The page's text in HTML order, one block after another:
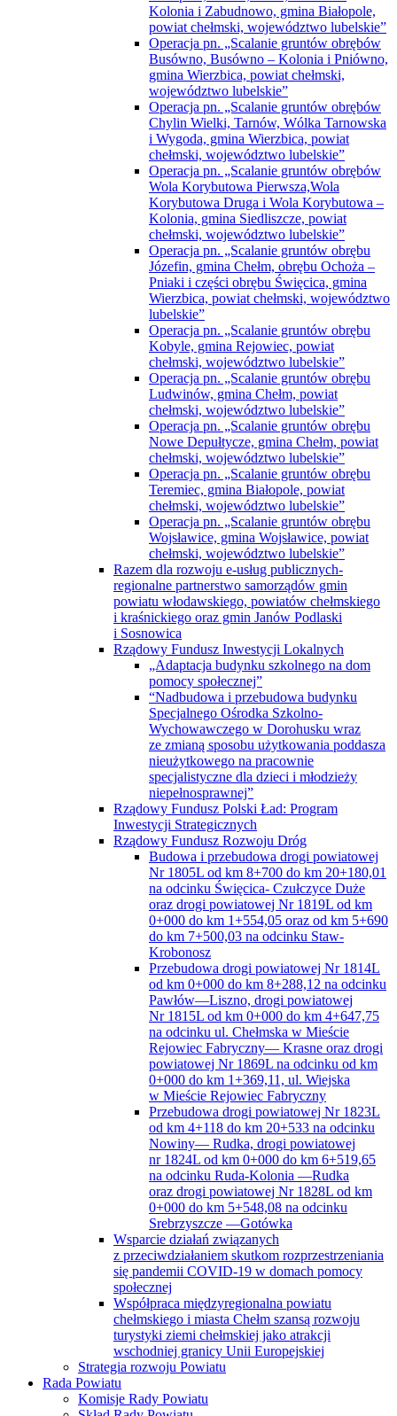
Kolonia i Zabudnowo, gmina Białopole,
powiat chełmski, województwo lubelskie”
Operacja pn. „Scalanie gruntów obrębów
Busówno, Busówno – Kolonia i Pniówno,
gmina Wierzbica, powiat chełmski,
województwo lubelskie”
Operacja pn. „Scalanie gruntów obrębów
Chylin Wielki, Tarnów, Wólka Tarnowska
i Wygoda, gmina Wierzbica, powiat
chełmski, województwo lubelskie”
Operacja pn. „Scalanie gruntów obrębów
Wola Korybutowa Pierwsza,Wola
Korybutowa Druga i Wola Korybutowa –
Kolonia, gmina Siedliszcze, powiat
chełmski, województwo lubelskie”
Operacja pn. „Scalanie gruntów obrębu
Józefin, gmina Chełm, obrębu Ochoża –
Pniaki i części obrębu Święcica, gmina
Wierzbica, powiat chełmski, województwo
lubelskie”
Operacja pn. „Scalanie gruntów obrębu
Kobyle, gmina Rejowiec, powiat
chełmski, województwo lubelskie”
Operacja pn. „Scalanie gruntów obrębu
Ludwinów, gmina Chełm, powiat
chełmski, województwo lubelskie”
Operacja pn. „Scalanie gruntów obrębu
Nowe Depułtycze, gmina Chełm, powiat
chełmski, województwo lubelskie”
Operacja pn. „Scalanie gruntów obrębu
Teremiec, gmina Białopole, powiat
chełmski, województwo lubelskie”
Operacja pn. „Scalanie gruntów obrębu
Wojsławice, gmina Wojsławice, powiat
chełmski, województwo lubelskie”
Razem dla rozwoju e-usług publicznych-
regionalne partnerstwo samorządów gmin
powiatu włodawskiego, powiatów chełmskiego
i kraśnickiego oraz gmin Janów Podlaski
i Sosnowica
Rządowy Fundusz Inwestycji Lokalnych
„Adaptacja budynku szkolnego na dom
pomocy społecznej”
“Nadbudowa i przebudowa budynku
Specjalnego Ośrodka Szkolno-
Wychowawczego w Dorohusku wraz
ze zmianą sposobu użytkowania poddasza
nieużytkowego na pracownie
specjalistyczne dla dzieci i młodzieży
niepełnosprawnej”
Rządowy Fundusz Polski Ład: Program
Inwestycji Strategicznych
Rządowy Fundusz Rozwoju Dróg
Budowa i przebudowa drogi powiatowej
Nr 1805L od km 8+700 do km 20+180,01
na odcinku Święcica- Czułczyce Duże
oraz drogi powiatowej Nr 1819L od km
0+000 do km 1+554,05 oraz od km 5+690
do km 7+500,03 na odcinku Staw-
Krobonosz
Przebudowa drogi powiatowej Nr 1814L
od km 0+000 do km 8+288,12 na odcinku
Pawłów—Liszno, drogi powiatowej
Nr 1815L od km 0+000 do km 4+647,75
na odcinku ul. Chełmska w Mieście
Rejowiec Fabryczny— Krasne oraz drogi
powiatowej Nr 1869L na odcinku od km
0+000 do km 1+369,11, ul. Wiejska
w Mieście Rejowiec Fabryczny
Przebudowa drogi powiatowej Nr 1823L
od km 4+118 do km 20+533 na odcinku
Nowiny— Rudka, drogi powiatowej
nr 1824L od km 0+000 do km 6+519,65
na odcinku Ruda-Kolonia —Rudka
oraz drogi powiatowej Nr 1828L od km
0+000 do km 5+548,08 na odcinku
Srebrzyszcze —Gotówka
Wsparcie działań związanych
z przeciwdziałaniem skutkom rozprzestrzeniania
się pandemii COVID-19 w domach pomocy
społecznej
Współpraca międzyregionalna powiatu
chełmskiego i miasta Chełm szansą rozwoju
turystyki ziemi chełmskiej jako atrakcji
wschodniej granicy Unii Europejskiej
Strategia rozwoju Powiatu
Rada Powiatu
Komisje Rady Powiatu